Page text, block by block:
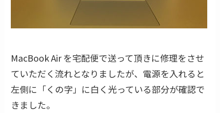
MacBook Air を宅配便で送って頂きに修理をさせ
ていただく流れとなりましたが、電源を入れると
左側に「くの字」に白く光っている部分が確認で
きました。